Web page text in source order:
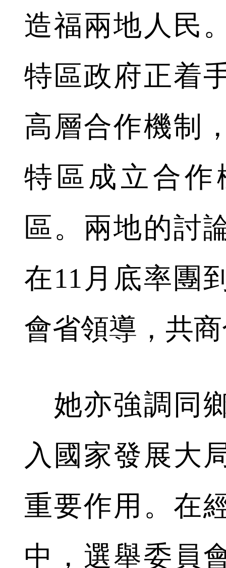
造福兩地人民
特區政府正着
高層合作機制
特區成立合作
區。兩地的討
在11月底率團
會省領導，共
她亦強調同
入國家發展大
重要作用。在
中，選舉委員